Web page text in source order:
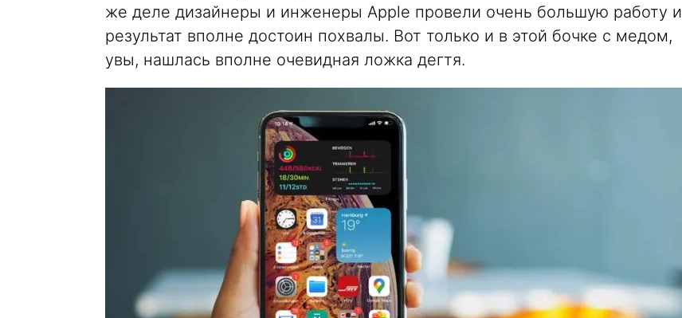
же деле дизайнеры и инженеры Apple провели очень большую работу и
результат вполне достоин похвалы. Вот только и в этой бочке с медом,
увы, нашлась вполне очевидная ложка дегтя.